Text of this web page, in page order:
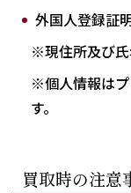
外国人登録証
※現住所及び氏
※個人情報は
す。
買取時の注意